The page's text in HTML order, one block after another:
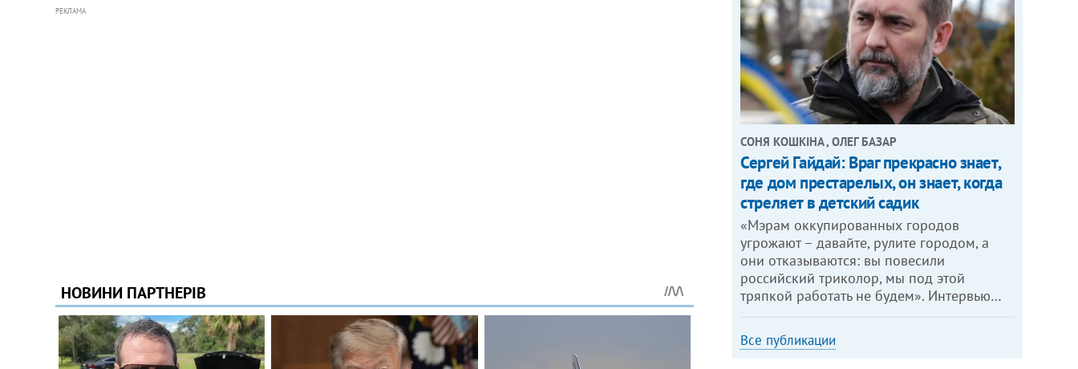
РЕКЛАМА
СОНЯ КОШКІНА , ОЛЕГ БАЗАР
Сергей Гайдай: Враг прекрасно знает,
где дом престарелых, он знает, когда
стреляет в детский садик
«Мэрам оккупированных городов
угрожают – давайте, рулите городом, а
они отказываются: вы повесили
российский триколор, мы под этой
тряпкой работать не будем». Интервью…
Все публикации